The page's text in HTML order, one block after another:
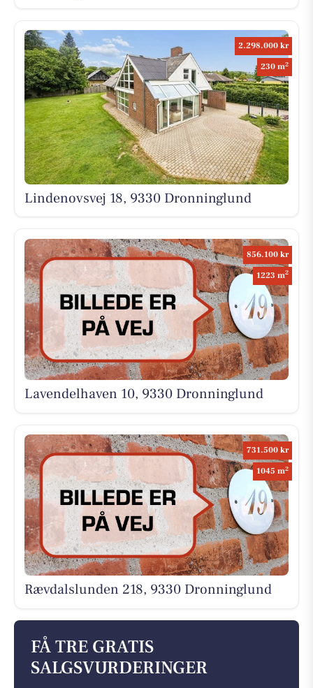
2.298.000 kr
230 m2
Lindenovsvej 18, 9330 Dronninglund
856.100 kr
1223 m2
Lavendelhaven 10, 9330 Dronninglund
731.500 kr
1045 m2
Rævdalslunden 218, 9330 Dronninglund
FÅ TRE GRATIS
SALGSVURDERINGER